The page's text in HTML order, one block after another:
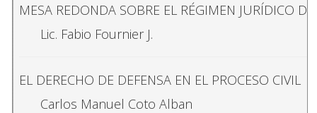
MESA REDONDA SOBRE EL RÉGIMEN JURÍDICO
Lic. Fabio Fournier J.
EL DERECHO DE DEFENSA EN EL PROCESO CIVIL
Carlos Manuel Coto Alban